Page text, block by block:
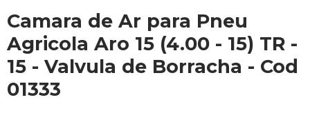
Camara de Ar para Pneu
Agricola Aro 15 (4.00 - 15) TR -
15 - Valvula de Borracha - Cod
01333